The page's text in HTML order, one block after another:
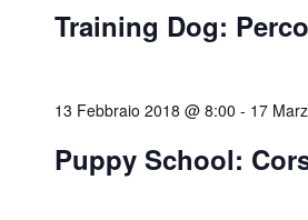
Training Dog:
13 Febbraio 2018 @ 8:00 - 17
Puppy School: